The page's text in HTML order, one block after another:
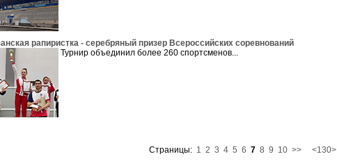
рапиристка - серебряный призер Всероссийских соревнований
Турнир объединил более 260 спортсменов...
Страницы: 1 2 3 4 5 6 7 8 9 10 >> <130>